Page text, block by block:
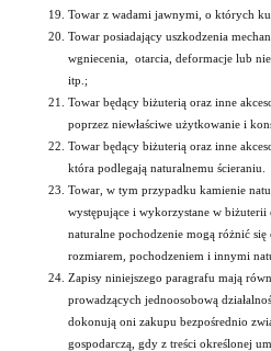
Towar z wadami jawnymi, o których
Towar posiadający uszkodzenia
wgniecenia, otarcia, deformacje lub
itp.;
Towar będący biżuterią oraz inne
poprzez niewłaściwe użytkowanie i
Towar będący biżuterią oraz inne
która podlegają naturalnemu ścieraniu.
Towar, w tym przypadku kamienie
występujące i wykorzystane w biżuterii
naturalne pochodzenie mogą różnić
rozmiarem, pochodzeniem i innymi
Zapisy niniejszego paragrafu mają
prowadzących jednoosobową
dokonują oni zakupu bezpośrednio
gospodarczą, gdy z treści określonej